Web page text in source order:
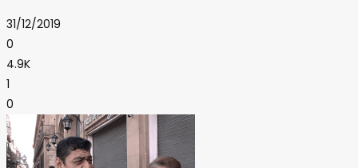
31/12/2019
0
4.9K
1
0